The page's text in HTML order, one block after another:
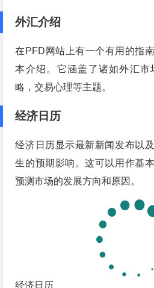
外汇介绍
在PFD网站上有一个有用的指
本介绍。它涵盖了诸如外汇市
略，交易心理等主题。
经济日历
经济日历显示最新新闻发布以
生的预期影响。这可以用作基
预测市场的发展方向和原因。
经济日历